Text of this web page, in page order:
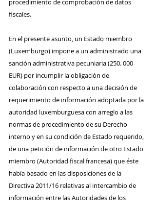
procedimiento de comprobación de datos
fiscales.
En el presente asunto, un Estado miembro
(Luxemburgo) impone a un administrado una
sanción administrativa pecuniaria (250. 000
EUR) por incumplir la obligación de
colaboración con respecto a una decisión de
requerimiento de información adoptada por la
autoridad luxemburguesa con arreglo a las
normas de procedimiento de su Derecho
interno y en su condición de Estado requerido,
de una petición de información de otro Estado
miembro (Autoridad fiscal francesa) que éste
había basado en las disposiciones de la
Directiva 2011/16 relativas al intercambio de
información entre las Autoridades de los